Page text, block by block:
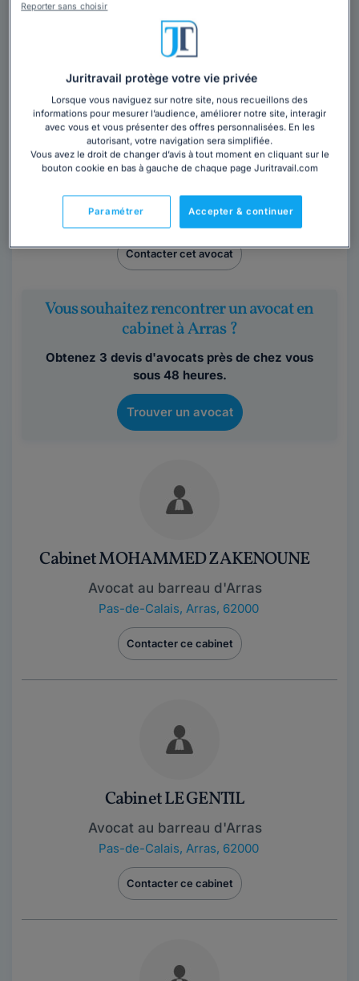
Maître Marie-charlotte PIRON
Avocat au barreau d'Arras
Pas-de-Calais Arras, 62000
Contacter cet avocat
Vous souhaitez rencontrer un avocat en
cabinet à Arras ?
Obtenez 3 devis d'avocats près de chez vous
sous 48 heures.
Trouver un avocat
Cabinet MOHAMMED ZAKENOUNE
Avocat au barreau d'Arras
Pas-de-Calais, Arras, 62000
Contacter ce cabinet
Cabinet LE GENTIL
Avocat au barreau d'Arras
Pas-de-Calais, Arras, 62000
Contacter ce cabinet
Juritravail protège votre vie privée
Lorsque vous naviguez sur notre site, nous recueillons des
informations pour mesurer l’audience, améliorer notre site, interagir
avec vous et vous présenter des offres personnalisées. En les
autorisant, votre navigation sera simplifiée.
Vous avez le droit de changer d’avis à tout moment en cliquant sur le
bouton cookie en bas à gauche de chaque page Juritravail.com
Accepter & continuer
Paramétrer
Reporter sans choisir